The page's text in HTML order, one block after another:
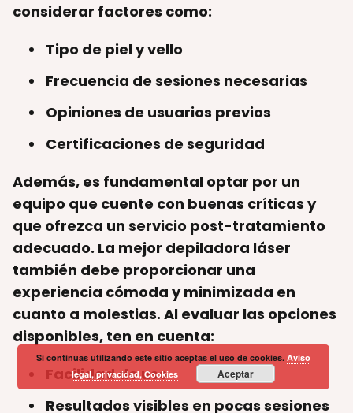
considerar factores como:
Tipo de piel y vello
Frecuencia de sesiones necesarias
Opiniones de usuarios previos
Certificaciones de seguridad
Además, es fundamental optar por un
equipo que cuente con buenas críticas y
que ofrezca un servicio post-tratamiento
adecuado. La mejor depiladora láser
también debe proporcionar una
experiencia cómoda y minimizada en
cuanto a molestias. Al evaluar las opciones
disponibles, ten en cuenta:
Facilidad de uso
Resultados visibles en pocas sesiones
Si continuas utilizando este sitio aceptas el uso de cookies.Aviso
legal, privacidad, Cookies
Aceptar